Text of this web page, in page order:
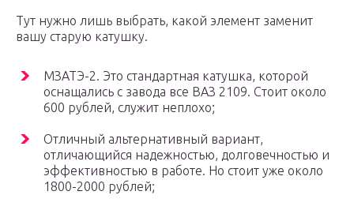
Тут нужно лишь выбрать, какой элемент заменит
вашу старую катушку.
МЗАТЭ-2. Это стандартная катушка, которой
оснащались с завода все ВАЗ 2109. Стоит около
600 рублей, служит неплохо;
Отличный альтернативный вариант,
отличающийся надежностью, долговечностью и
эффективностью в работе. Но стоит уже около
1800-2000 рублей;